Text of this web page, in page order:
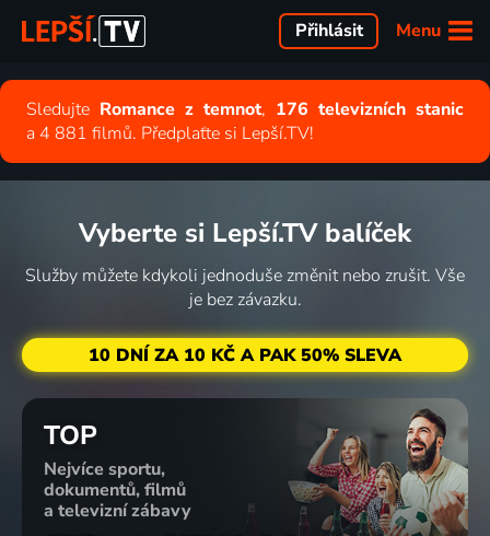
Menu
Přihlásit
Sledujte Romance z temnot, 176 televizních stanic
a 4 881 filmů. Předplaťte si Lepší.TV!
Vyberte si Lepší.TV balíček
Služby můžete kdykoli jednoduše změnit nebo zrušit. Vše
je bez závazku.
10 DNÍ ZA 10 KČ A PAK 50% SLEVA
TOP
Nejvíce sportu,
dokumentů, filmů
a televizní zábavy